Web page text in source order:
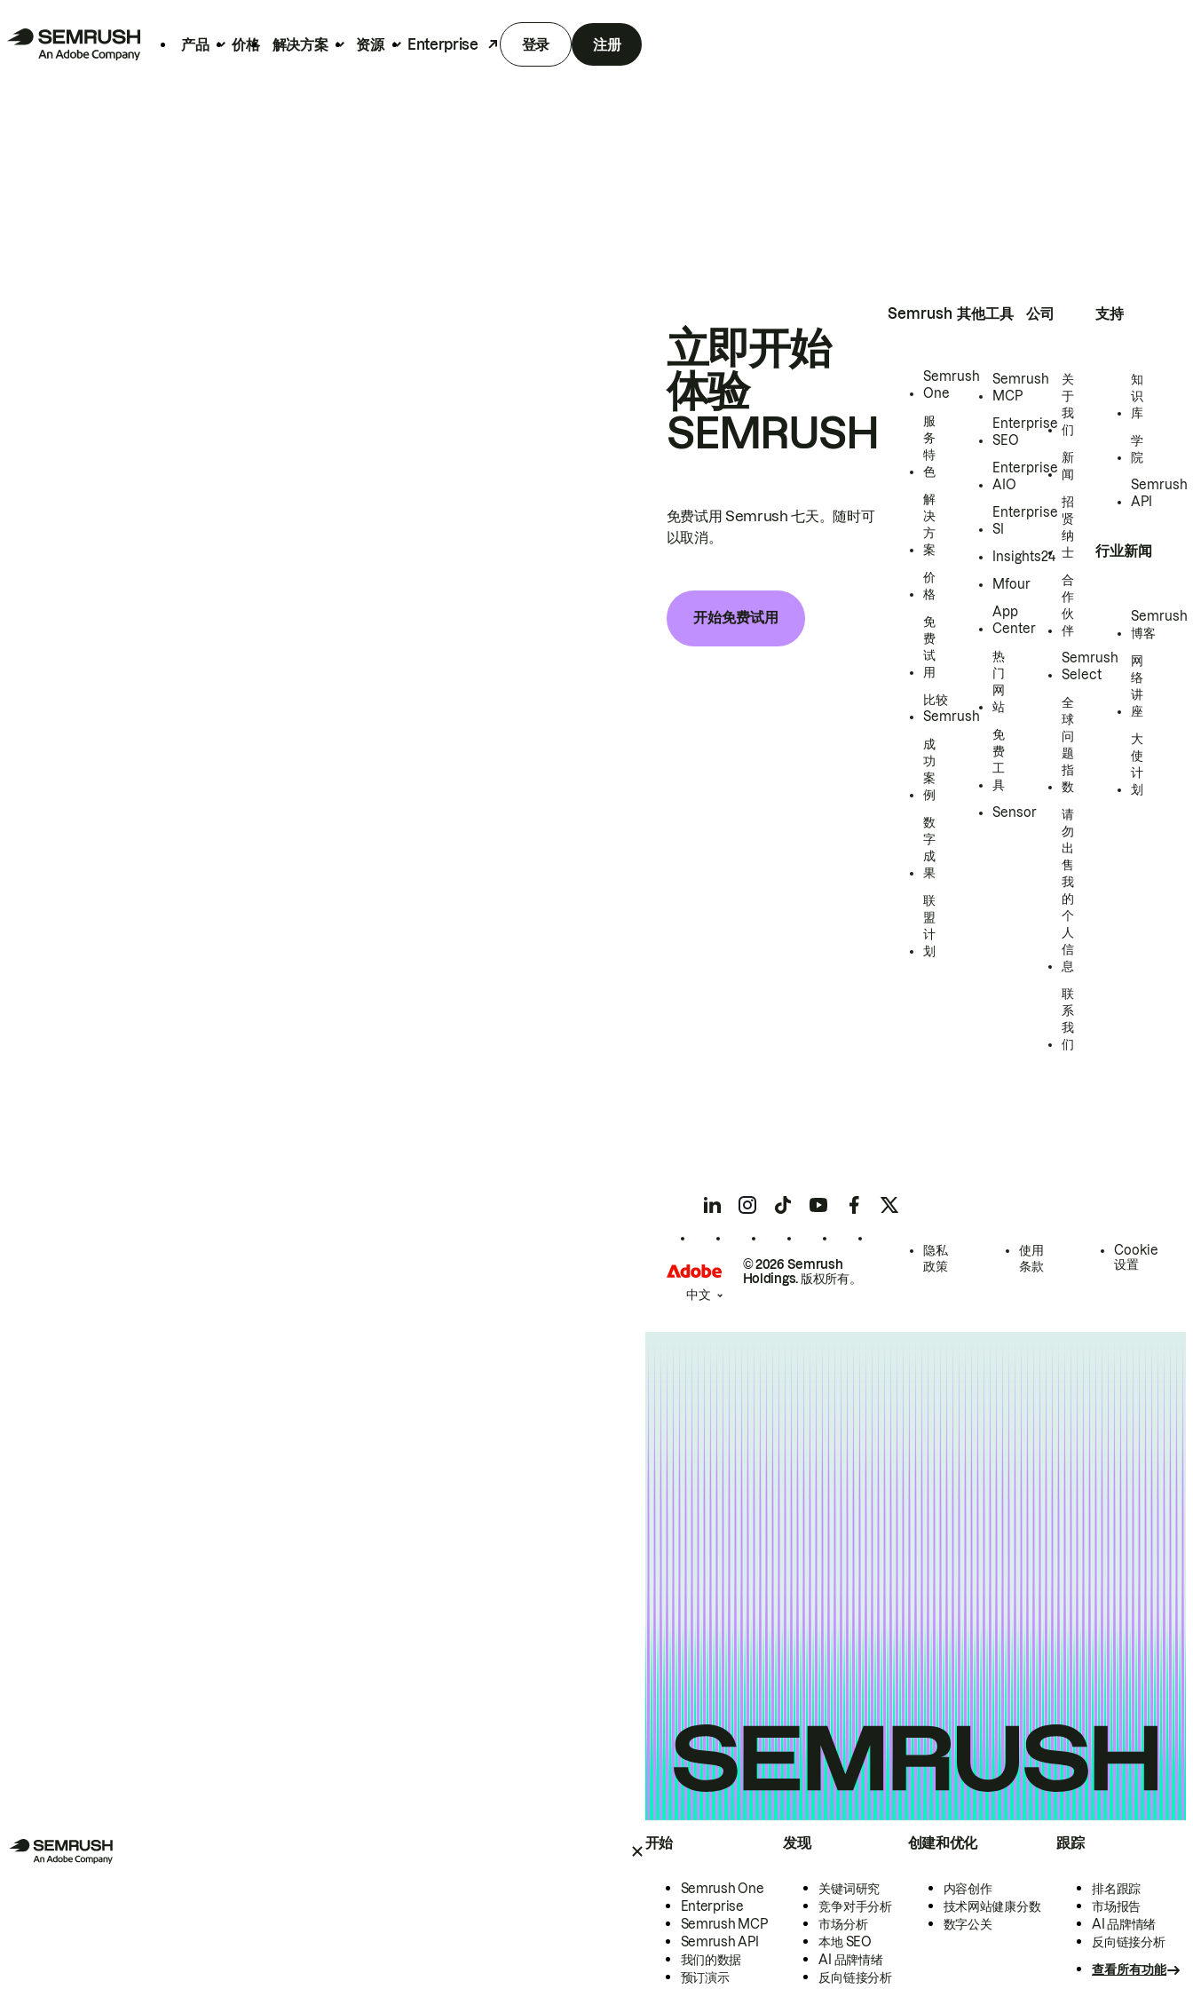
产品 价格 解决方案 资源 Enterprise 登录 注册
开始
Semrush One
Enterprise
Semrush MCP
Semrush API
我们的数据
预订演示
发现
关键词研究
竞争对手分析
市场分析
本地 SEO
AI 品牌情绪
反向链接分析
创建和优化
内容创作
技术网站健康分数
数字公关
跟踪
排名跟踪
市场报告
AI 品牌情绪
反向链接分析
查看所有功能
立即开始
体验
SEMRUSH
免费试用 Semrush 七天。随时可
以取消。
开始免费试用
Semrush
Semrush
One
服
务
特
色
解
决
方
案
价
格
免
费
试
用
比较
Semrush
成
功
案
例
数
字
成
果
联
盟
计
划
其他工具
Semrush
MCP
Enterprise
SEO
Enterprise
AIO
Enterprise
SI
Insights24
Mfour
App
Center
热
门
网
站
免
费
工
具
Sensor
公司
关
于
我
们
新
闻
招
贤
纳
士
合
作
伙
伴
Semrush
Select
全
球
问
题
指
数
请
勿
出
售
我
的
个
人
信
息
联
系
我
们
支持
知
识
库
学
院
Semrush
API
行业新闻
Semrush
博客
网
络
讲
座
大
使
计
划
© 2026 Semrush
Holdings. 版权所有。
隐私
政策
使用
条款
Cookie
设置
中文